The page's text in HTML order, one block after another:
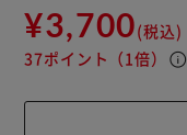
¥3,700(税込)
37ポイント （1倍） info